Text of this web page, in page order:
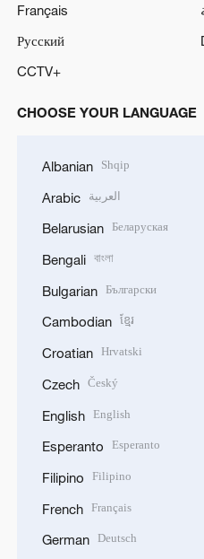
Français
Русский
CCTV+
CHOOSE YOUR LANGUAGE
Albanian Shqip
Arabic العربية
Belarusian Беларуская
Bengali বাংলা
Bulgarian Български
Cambodian ខ្មែរ
Croatian Hrvatski
Czech Český
English English
Esperanto Esperanto
Filipino Filipino
French Français
German Deutsch